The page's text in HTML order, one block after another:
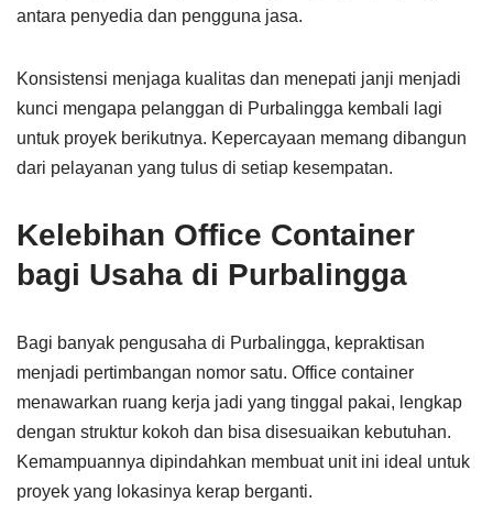
antara penyedia dan pengguna jasa.
Konsistensi menjaga kualitas dan menepati janji menjadi
kunci mengapa pelanggan di Purbalingga kembali lagi
untuk proyek berikutnya. Kepercayaan memang dibangun
dari pelayanan yang tulus di setiap kesempatan.
Kelebihan Office Container
bagi Usaha di Purbalingga
Bagi banyak pengusaha di Purbalingga, kepraktisan
menjadi pertimbangan nomor satu. Office container
menawarkan ruang kerja jadi yang tinggal pakai, lengkap
dengan struktur kokoh dan bisa disesuaikan kebutuhan.
Kemampuannya dipindahkan membuat unit ini ideal untuk
proyek yang lokasinya kerap berganti.